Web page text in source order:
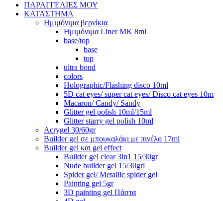
ΠΑΡΑΓΓΕΛΙΕΣ ΜΟΥ
ΚΑΤΑΣΤΗΜΑ
Ημιμόνιμα βερνίκια
Ημιμόνιμα Liner ΜΚ 8ml
base/top
base
top
ultra bond
colors
Holographic/Flashing disco 10ml
5D cat eyes/ super cat eyes/ Disco cat eyes 10m
Macaron/ Candy/ Sandy
Glitter gel polish 10ml/15ml
Glitter starry gel polish 10ml
Acrygel 30/60gr
Builder gel σε μπουκαλάκι με πινέλο 17ml
Builder gel και gel effect
Builder gel clear 3in1 15/30gr
Nude builder gel 15/30grl
Spider gel/ Metallic spider gel
Painting gel 5gr
3D painting gel Πάστα